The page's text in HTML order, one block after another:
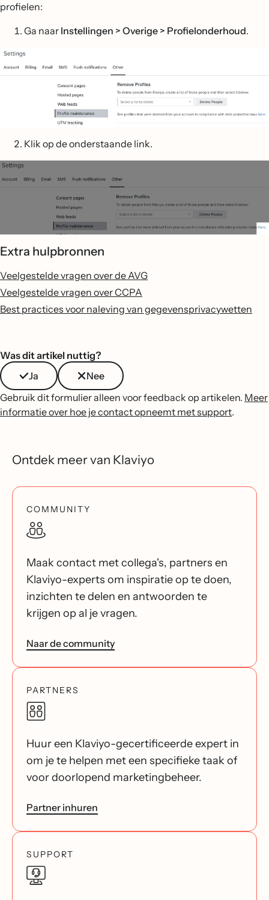
profielen:
Ga naar Instellingen > Overige > Profielonderhoud.
Klik op de onderstaande link.
Extra hulpbronnen
Veelgestelde vragen over de AVG
Veelgestelde vragen over CCPA
Best practices voor naleving van gegevensprivacywetten
Was dit artikel nuttig?
Ja
Nee
Gebruik dit formulier alleen voor feedback op artikelen. Meer
informatie over hoe je contact opneemt met support.
Ontdek meer van Klaviyo
COMMUNITY
Maak contact met collega's, partners en
Klaviyo-experts om inspiratie op te doen,
inzichten te delen en antwoorden te
krijgen op al je vragen.
Naar de community
PARTNERS
Huur een Klaviyo-gecertificeerde expert in
om je te helpen met een specifieke taak of
voor doorlopend marketingbeheer.
Partner inhuren
SUPPORT